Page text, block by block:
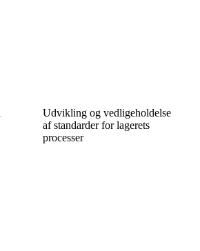
Udvikling og vedligeholdelse
af standarder for lagerets
processer